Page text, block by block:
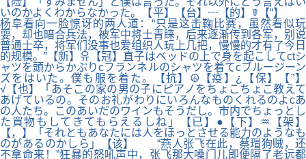
いのかよくわからなかった。【平】【台】┄【的】☤【“】
杨阜看向一脸惊讶的两人道：“只是这击鞠比赛，虽然看似玩
耍，却也暗合兵法，被军中将士青睐，后来逐渐传到各军，别说
普通士卒，将军们没事也爱组织人玩上几把，慢慢的才有了今日
的规模。”【新】유【冠】直子はベッドの上で身を起こしてctシ
ャツを頭からかぶりcフランネルのシャツを着てcブルージーン
ズをはいた。僕も服を着た。【抗】☮【疫】¿【保】【”】
√【也】「あそこの家の男の子にピアノをちょこちょこ教えて
あげているの。そのお礼がわりにいろんなものくれるのよcあ
の人たち。このあいだのワインもそうだし。市内でちょっとし
た買物もしてきてもらえるしね」【已】●【下】♒【架】
【，】「それともあなたには人をほっとさせる能力のようなも
のがあるのかしら」【该】 “燕人张飞在此，蔡瑁狗贼，还
不拿命来！”狂暴的怒吼声中，张飞那大嗓门儿即便隔了老远都